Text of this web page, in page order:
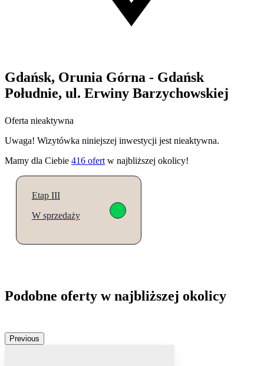
Gdańsk, Orunia Górna - Gdańsk
Południe, ul. Erwiny Barzychowskiej
Oferta nieaktywna
Uwaga! Wizytówka niniejszej inwestycji jest nieaktywna.
Mamy dla Ciebie 416 ofert w najbliższej okolicy!
Etap III
W sprzedaży
Podobne oferty w najbliższej okolicy
Previous